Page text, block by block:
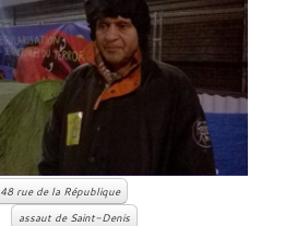
48 rue de la République
assaut de Saint-Denis